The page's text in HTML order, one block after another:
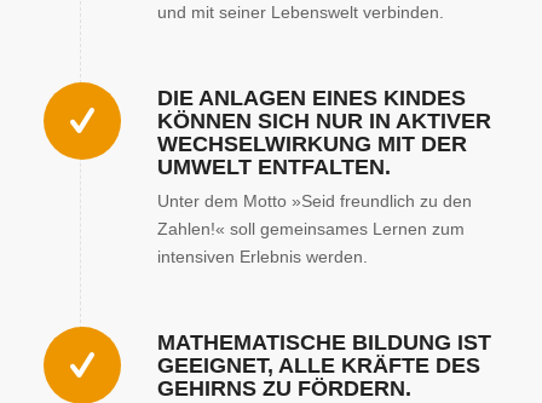
und mit seiner Lebenswelt verbinden.
DIE ANLAGEN EINES KINDES
KÖNNEN SICH NUR IN AKTIVER
WECHSELWIRKUNG MIT DER
UMWELT ENTFALTEN.
Unter dem Motto »Seid freundlich zu den
Zahlen!« soll gemeinsames Lernen zum
intensiven Erlebnis werden.
MATHEMATISCHE BILDUNG IST
GEEIGNET, ALLE KRÄFTE DES
GEHIRNS ZU FÖRDERN.